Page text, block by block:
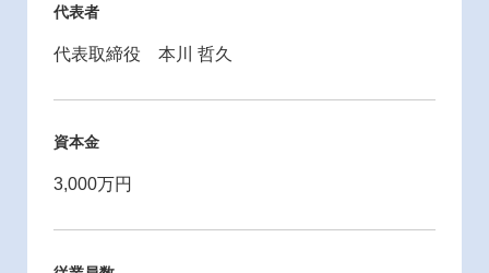
代表者
代表取締役 本川 哲久
資本金
3,000万円